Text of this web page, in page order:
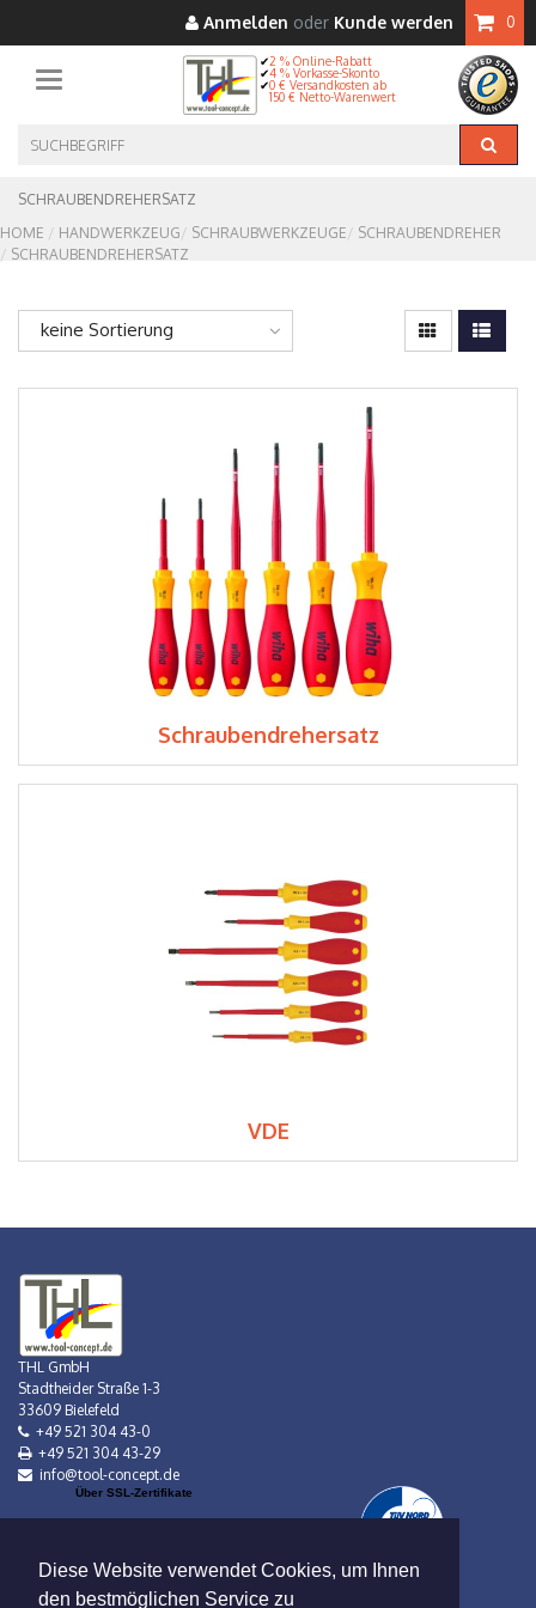
Diese Website verwendet Cookies, um Ihnen
den bestmöglichen Service zu
Anmelden oder Kunde werden 0
Toggle navigation
2 % Online-Rabatt
4 % Vorkasse-Skonto
0 € Versandkosten ab
150 € Netto-Warenwert
SCHRAUBENDREHERSATZ
HOME
HANDWERKZEUG SCHRAUBWERKZEUGE
SCHRAUBENDREHER
SCHRAUBENDREHERSATZ
keine Sortierung
Schraubendrehersatz
VDE
THL GmbH
Stadtheider Straße 1-3
33609 Bielefeld
+49 521 304 43-0
+49 521 304 43-29
info@tool-concept.de
Über SSL-Zertifikate